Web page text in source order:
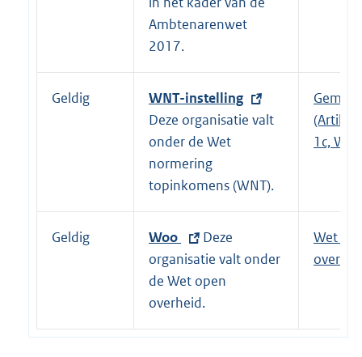
r
n
e
l
i
:
Ambtenarenwet
2017.
Geldig
E
x
t
e
r
n
e
:
WNT-instelling
Deze organisatie valt
onder de Wet
normering
topinkomens (WNT).
(Artikel
1c,
Geldig
E
x
t
e
r
Woo
Deze
organisatie valt onder
de Wet open
overheid.
Wet